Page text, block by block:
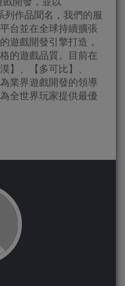
列作品聞名，我們的服
台並在全球持續擴張
遊戲開發引擎打造，
的遊戲品質。目前在
】、【多可比】、
業界遊戲開發的領導
全世界玩家提供最優